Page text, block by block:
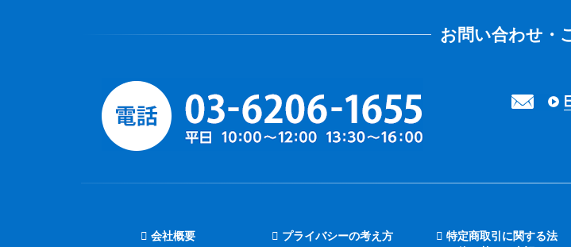
会社概要
プライバシーの考え方
特定商取引に関する法